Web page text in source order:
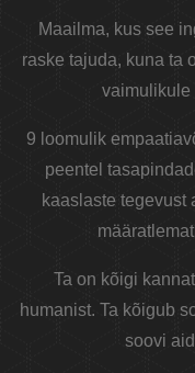
Maailma, kus see
raske tajuda, kuna ta
vaimulikule
9 loomulik
peentel
kaaslaste tegevust
Ta on kõigi
humanist. Ta kõigub
soovi